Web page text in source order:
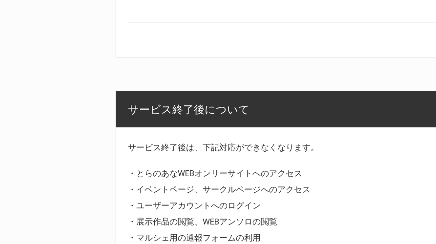
サービス終了後について
サービス終了後は、下記対応ができなくなります。
・とらのあなWEBオンリーサイトへのアクセス
・イベントページ、サークルページへのアクセス
・ユーザーアカウントへのログイン
・展示作品の閲覧、WEBアンソロの閲覧
・マルシェ用の通報フォームの利用